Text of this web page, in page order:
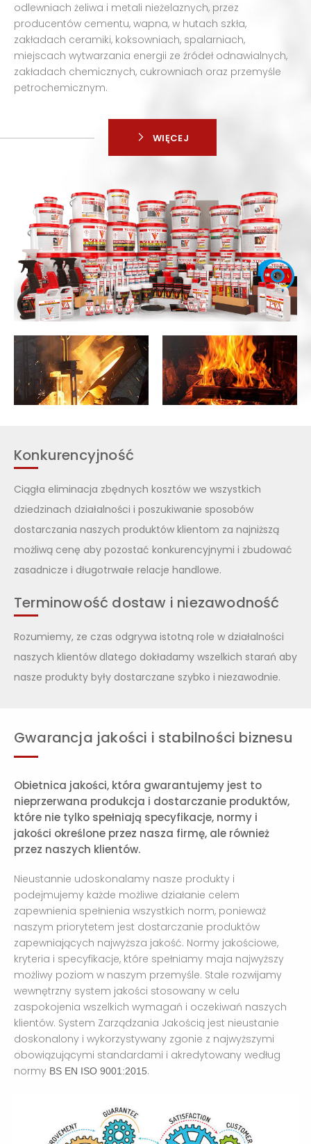
odlewniach żeliwa i metali nieżelaznych, przez
producentów cementu, wapna, w hutach szkła,
zakładach ceramiki, koksowniach, spalarniach,
miejscach wytwarzania energii ze źródeł odnawialnych,
zakładach chemicznych, cukrowniach oraz przemyśle
petrochemicznym.
WIĘCEJ
Konkurencyjność
Ciągła eliminacja zbędnych kosztów we wszystkich
dziedzinach działalności i poszukiwanie sposobów
dostarczania naszych produktów klientom za najniższą
możliwą cenę aby pozostać konkurencyjnymi i zbudować
zasadnicze i długotrwałe relacje handlowe.
Terminowość dostaw i niezawodność
Rozumiemy, ze czas odgrywa istotną role w działalności
naszych klientów dlatego dokładamy wszelkich starań aby
nasze produkty były dostarczane szybko i niezawodnie.
Gwarancja jakości i stabilności biznesu
Obietnica jakości, która gwarantujemy jest to
nieprzerwana produkcja i dostarczanie produktów,
które nie tylko spełniają specyfikacje, normy i
jakości określone przez nasza firmę, ale również
przez naszych klientów.
Nieustannie udoskonalamy nasze produkty i
podejmujemy każde możliwe działanie celem
zapewnienia spełnienia wszystkich norm, ponieważ
naszym priorytetem jest dostarczanie produktów
zapewniających najwyższa jakość. Normy jakościowe,
kryteria i specyfikacje, które spełniamy maja najwyższy
możliwy poziom w naszym przemyśle. Stale rozwijamy
wewnętrzny system jakości stosowany w celu
zaspokojenia wszelkich wymagań i oczekiwań naszych
klientów. System Zarządzania Jakością jest nieustanie
doskonalony i wykorzystywany zgonie z najwyższymi
obowiązującymi standardami i akredytowany według
normy BS EN ISO 9001:2015.